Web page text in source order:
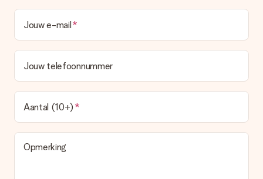
Jouw e-mail
Jouw telefoonnummer
Aantal (10+)
Opmerking